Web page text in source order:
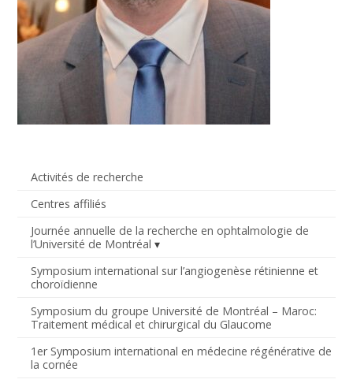
Activités de recherche
Centres affiliés
Journée annuelle de la recherche en ophtalmologie de
l’Université de Montréal
Symposium international sur l’angiogenèse rétinienne et
choroïdienne
Symposium du groupe Université de Montréal – Maroc:
Traitement médical et chirurgical du Glaucome
1er Symposium international en médecine régénérative de
la cornée